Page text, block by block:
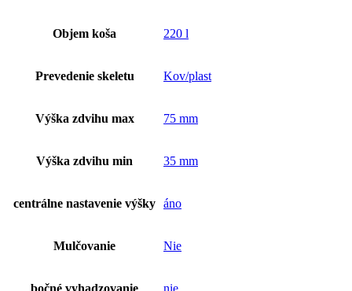
Objem koša 220 l
Prevedenie skeletu Kov/plast
Výška zdvihu max 75 mm
Výška zdvihu min 35 mm
centrálne nastavenie výšky áno
Mulčovanie Nie
bočné vyhadzovanie nie